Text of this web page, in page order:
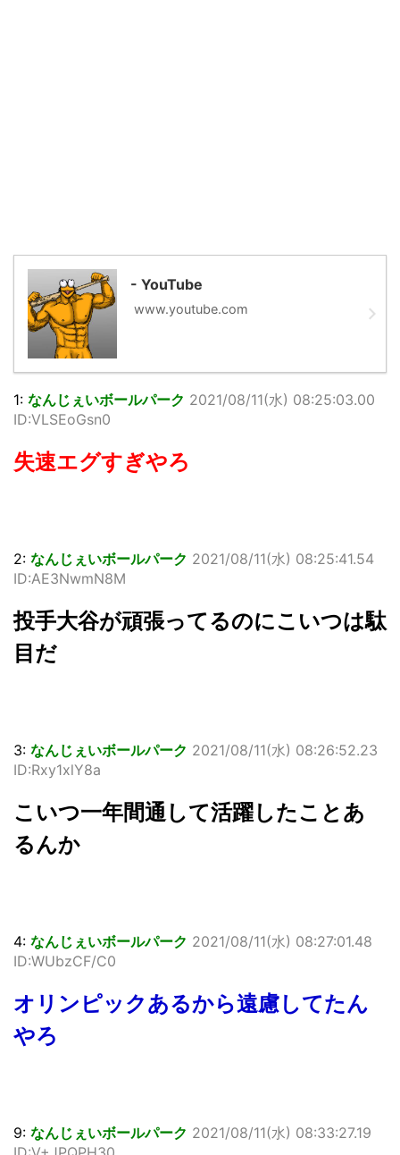
- YouTube
www.youtube.com
1: なんじぇいボールパーク 2021/08/11(水) 08:25:03.00
ID:VLSEoGsn0
失速エグすぎやろ
2: なんじぇいボールパーク 2021/08/11(水) 08:25:41.54
ID:AE3NwmN8M
投手大谷が頑張ってるのにこいつは駄
目だ
3: なんじぇいボールパーク 2021/08/11(水) 08:26:52.23
ID:Rxy1xlY8a
こいつ一年間通して活躍したことあ
るんか
4: なんじぇいボールパーク 2021/08/11(水) 08:27:01.48
ID:WUbzCF/C0
オリンピックあるから遠慮してたん
やろ
9: なんじぇいボールパーク 2021/08/11(水) 08:33:27.19